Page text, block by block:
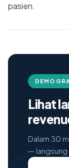
pasien.
DEMO
Lihat
Dalam 30
— langsung